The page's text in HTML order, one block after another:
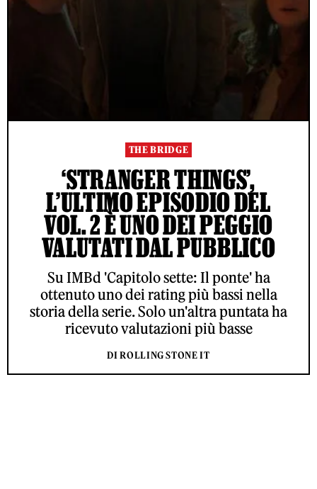
THE BRIDGE
‘STRANGER THINGS’,
L’ULTIMO EPISODIO DEL
VOL. 2 È UNO DEI PEGGIO
VALUTATI DAL PUBBLICO
Su IMBd 'Capitolo sette: Il ponte' ha
ottenuto uno dei rating più bassi nella
storia della serie. Solo un'altra puntata ha
ricevuto valutazioni più basse
DI ROLLING STONE IT